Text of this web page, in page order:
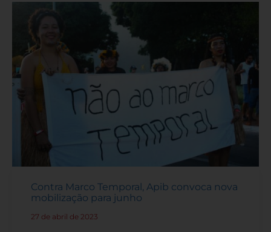
Contra Marco Temporal, Apib convoca nova
mobilização para junho
27 de abril de 2023